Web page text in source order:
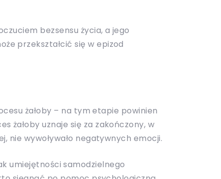
bezsensu życia, a jego
przekształcić się w epizod
żałoby – na tym etapie powinien
żałoby uznaje się za zakończony, w
nie wywoływało negatywnych emocji.
umiejętności samodzielnego